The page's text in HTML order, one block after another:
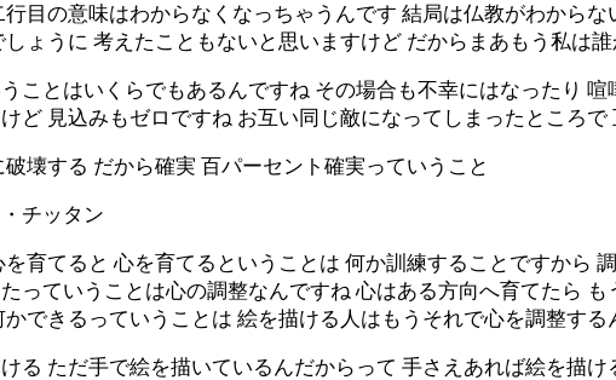
目の意味はわからなくなっちゃうんです 結局は仏教がわから
ょうに 考えたこともないと思いますけど だからまあもう私は
ことはいくらでもあるんですね その場合も不幸にはなったり
ど 見込みもゼロですね お互い同じ敵になってしまったところ
壊する だから確実 百パーセント確実っていうこと
チッタン
育てると 心を育てるということは 何か訓練することですから
っていうことは心の調整なんですね 心はある方向へ育てたら
できるっていうことは 絵を描ける人はもうそれで心を調整する
る ただ手で絵を描いているんだからって 手さえあれば絵を描